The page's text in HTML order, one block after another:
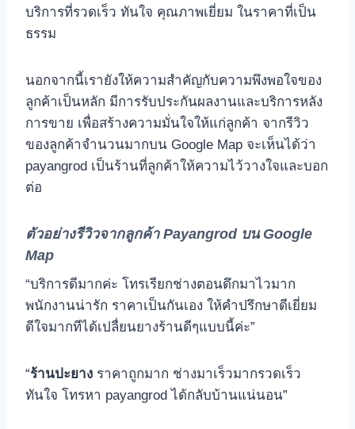
บริการที่รวดเร็ว ทันใจ คุณภาพเยี่ยม ในราคาที่เป็น
ธรรม
นอกจากนี้เรายังให้ความสําคัญกับความพึงพอใจของ
ลูกค้าเป็นหลัก มีการรับประกันผลงานและบริการหลัง
การขาย เพื่อสร้างความมั่นใจให้แก่ลูกค้า จากรีวิว
ของลูกค้าจํานวนมากบน Google Map จะเห็นได้ว่า
payangrod เป็นร้านที่ลูกค้าให้ความไว้วางใจและบอก
ต่อ
ตัวอย่างรีวิวจากลูกค้า Payangrod บน Google
Map
“บริการดีมากค่ะ โทรเรียกช่างตอนดึกมาไวมาก
พนักงานน่ารัก ราคาเป็นกันเอง ให้คําปรึกษาดีเยี่ยม
ดีใจมากทีได้เปลื่ยนยางร้านดีๆแบบนี้ค่ะ”
“ร้านปะยาง ราคาถูกมาก ช่างมาเร็วมากรวดเร็ว
ทันใจ โทรหา payangrod ได้กลับบ้านแน่นอน”